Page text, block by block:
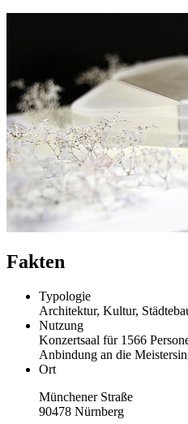
Fakten
Typologie
Architektur, Kultur,
Nutzung
Konzertsaal für 1566
Anbindung an die
Ort
Münchener Straße
90478 Nürnberg